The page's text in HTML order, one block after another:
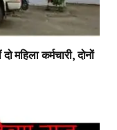
महिला कर्मचारी, दोनों